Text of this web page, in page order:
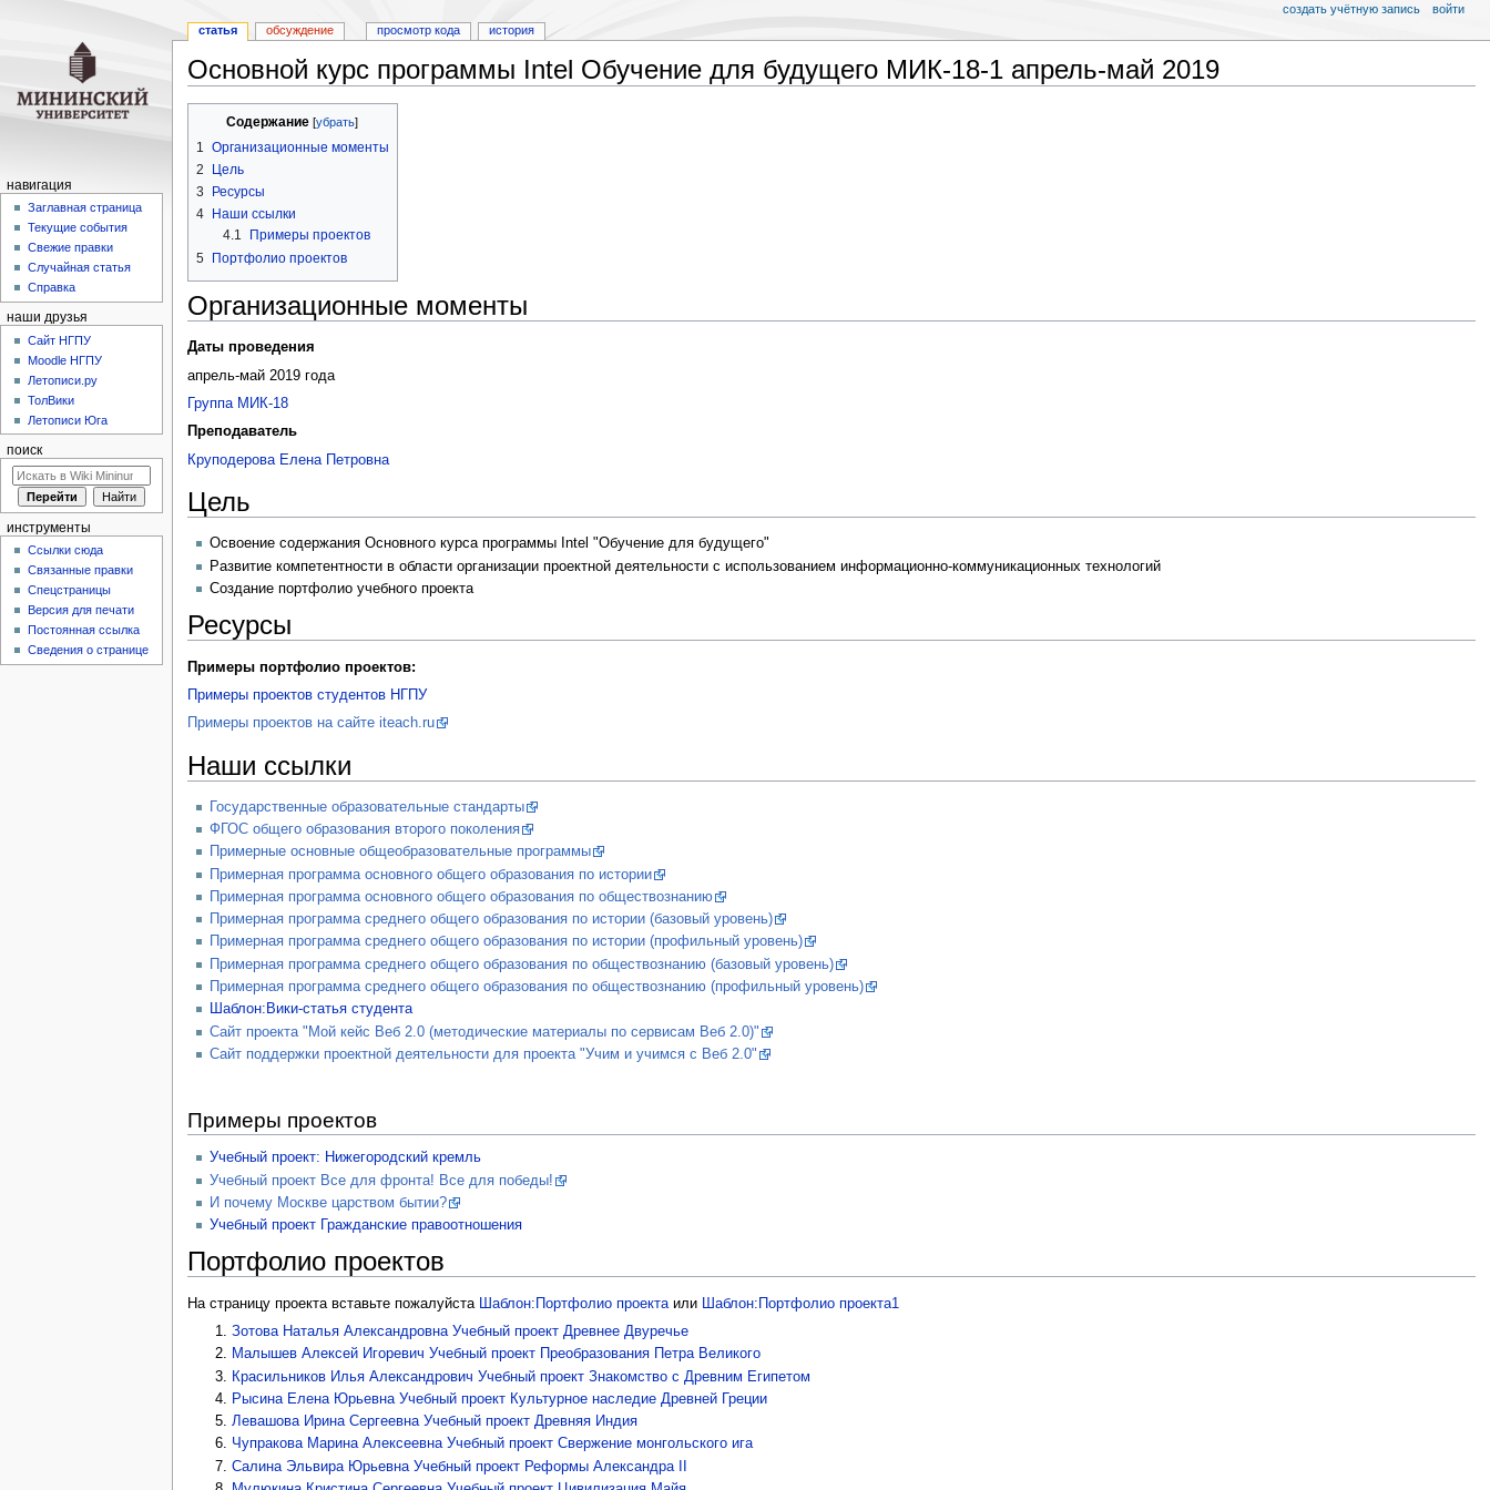
Основной курс программы Intel Обучение для будущего МИК-18-1 апрель-май 2019
навигации
поиску
Содержание
1
Организационные моменты
2
Цель
3
Ресурсы
4
Наши ссылки
4.1
Примеры проектов
5 Портфолио проектов
Организационные моменты
Даты проведения
апрель-май 2019 года
Группа МИК-18
Преподаватель
Круподерова Елена Петровна
Цель
Освоение содержания Основного курса программы Intel "Обучение для будущего"
Развитие компетентности в области организации проектной деятельности с использованием информационно-коммуникационных технологий
Создание портфолио учебного проекта
Ресурсы
Примеры портфолио проектов:
Примеры проектов студентов НГПУ
Примеры проектов на сайте iteach.ru
Наши ссылки
Государственные образовательные стандарты
ФГОС общего образования второго поколения
Примерные основные общеобразовательные программы
Примерная программа основного общего образования по истории
Примерная программа основного общего образования по обществознанию
Примерная программа среднего общего образования по истории (базовый уровень)
Примерная программа среднего общего образования по истории (профильный уровень)
Примерная программа среднего общего образования по обществознанию (базовый уровень)
Примерная программа среднего общего образования по обществознанию (профильный уровень)
Шаблон:Вики-статья студента
Сайт проекта "Мой кейс Веб 2.0 (методические материалы по сервисам Веб 2.0)"
Сайт поддержки проектной деятельности для проекта "Учим и учимся с Веб 2.0"
Примеры проектов
Учебный проект: Нижегородский кремль
Учебный проект Все для фронта! Все для победы!
И почему Москве царством бытии?
Учебный проект Гражданские правоотношения
Портфолио проектов
На страницу проекта вставьте пожалуйста Шаблон:Портфолио проектаили
Шаблон:Портфолио проекта1
Зотова Наталья Александровна Учебный проект Древнее Двуречье
Малышев Алексей Игоревич Учебный проект Преобразования Петра Великого
Красильников Илья Александрович Учебный проект Знакомство с Древним Египетом
Рысина Елена Юрьевна Учебный проект Культурное наследие Древней Греции
Левашова Ирина Сергеевна Учебный проект Древняя Индия
Чупракова Марина Алексеевна Учебный проект Свержение монгольского ига
Салина Эльвира Юрьевна Учебный проект Реформы Александра II
статья обсуждение просмотр кода история
создать учётную запись войти
навигация
Заглавная страница
Текущие события
Свежие правки
Случайная статья
Справка
наши друзья
Cайт НГПУ
Moodle НГПУ
Летописи.ру
ТолВики
Летописи Юга
поиск
инструменты
Ссылки сюда
Связанные правки
Спецстраницы
Версия для печати
Постоянная ссылка
Сведения о странице